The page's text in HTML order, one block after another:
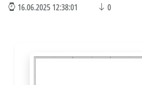
16.06.2025 12:38:01 0